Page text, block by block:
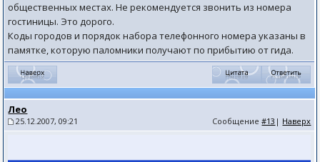
общественных местах. Не рекомендуется звонить из номера
гостиницы. Это дорого.
Коды городов и порядок набора телефонного номера указаны в
памятке, которую паломники получают по прибытию от гида.
Лео
25.12.2007, 09:21 Сообщение#13 | Наверх